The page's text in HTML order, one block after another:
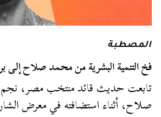
المصطبة
فخ التنمية البشرية من محمد صلاح إلى
تابعت حديث قائد منتخب مصر، نجم
صلاح، أثناء استضافته في معرض